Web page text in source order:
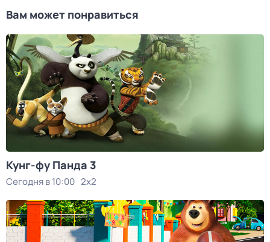
Вам может понравиться
Кунг-фу Панда 3
Сегодня в 10:00 2x2